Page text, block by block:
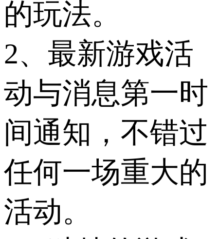
的玩法。
2、最新游戏活
动与消息第一时
间通知，不错过
任何一场重大的
活动。